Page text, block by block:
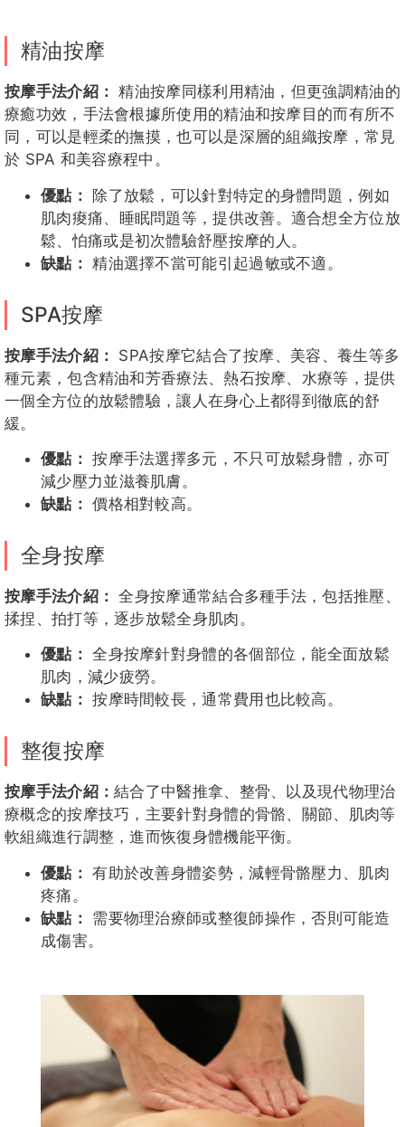
精油按摩
按摩手法介紹： 精油按摩同樣利用精油，但更強調精油的
療癒功效，手法會根據所使用的精油和按摩目的而有所不
同，可以是輕柔的撫摸，也可以是深層的組織按摩，常見
於 SPA 和美容療程中。
優點： 除了放鬆，可以針對特定的身體問題，例如
肌肉痠痛、睡眠問題等，提供改善。適合想全方位放
鬆、怕痛或是初次體驗舒壓按摩的人。
缺點： 精油選擇不當可能引起過敏或不適。
SPA按摩
按摩手法介紹： SPA按摩它結合了按摩、美容、養生等多
種元素，包含精油和芳香療法、熱石按摩、水療等，提供
一個全方位的放鬆體驗，讓人在身心上都得到徹底的舒
緩。
優點： 按摩手法選擇多元，不只可放鬆身體，亦可
減少壓力並滋養肌膚。
缺點： 價格相對較高。
全身按摩
按摩手法介紹： 全身按摩通常結合多種手法，包括推壓、
揉捏、拍打等，逐步放鬆全身肌肉。
優點： 全身按摩針對身體的各個部位，能全面放鬆
肌肉，減少疲勞。
缺點： 按摩時間較長，通常費用也比較高。
整復按摩
按摩手法介紹：結合了中醫推拿、整骨、以及現代物理治
療概念的按摩技巧，主要針對身體的骨骼、關節、肌肉等
軟組織進行調整，進而恢復身體機能平衡。
優點： 有助於改善身體姿勢，減輕骨骼壓力、肌肉
疼痛。
缺點： 需要物理治療師或整復師操作，否則可能造
成傷害。